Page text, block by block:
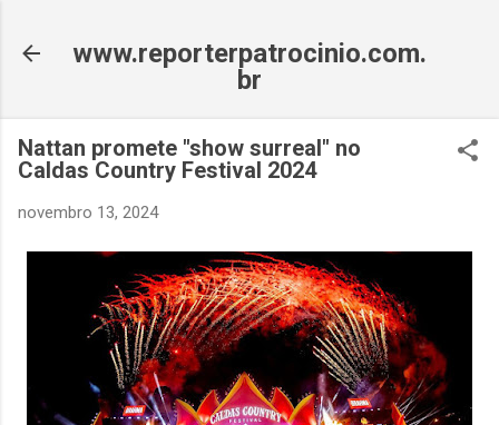
www.reporterpatrocinio.com.
br
Nattan promete "show surreal" no
Caldas Country Festival 2024
novembro 13, 2024